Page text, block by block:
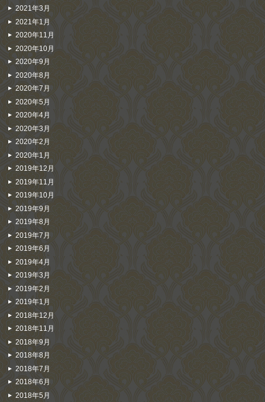
2021年3月
2021年1月
2020年11月
2020年10月
2020年9月
2020年8月
2020年7月
2020年5月
2020年4月
2020年3月
2020年2月
2020年1月
2019年12月
2019年11月
2019年10月
2019年9月
2019年8月
2019年7月
2019年6月
2019年4月
2019年3月
2019年2月
2019年1月
2018年12月
2018年11月
2018年9月
2018年8月
2018年7月
2018年6月
2018年5月